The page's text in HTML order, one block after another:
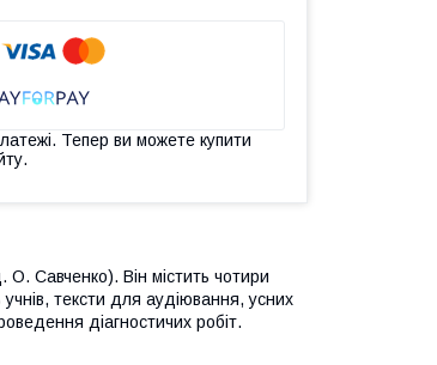
Тепер ви можете купити
О. Савченко). Він містить чотири
тексти для аудіювання, усних
діагностичих робіт.